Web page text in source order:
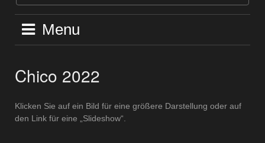
Menu
Chico 2022
Klicken Sie auf ein Bild für eine größere Darstellung oder auf
den Link für eine „Slideshow“.